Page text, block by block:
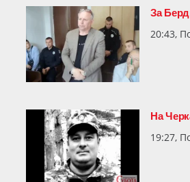
За
20:43,
На
19:27,